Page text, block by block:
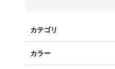
カテゴリ
カラー